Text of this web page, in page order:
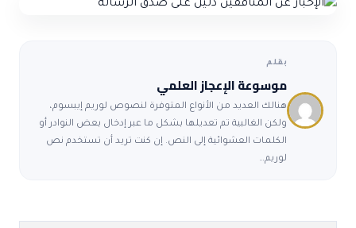
بقلم
موسوعة الإعجاز العلمي
هنالك العديد من الأنواع المتوفرة لنصوص لوريم إيبسوم،
ولكن الغالبية تم تعديلها بشكل ما عبر إدخال بعض النوادر أو
الكلمات العشوائية إلى النص. إن كنت تريد أن تستخدم نص
لوريم…